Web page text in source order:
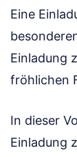
Eine
Einladung
fröhlichen
In dieser
Einladung